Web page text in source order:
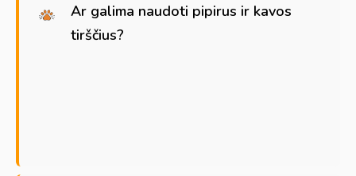
Ar galima naudoti pipirus ir kavos
tirščius?